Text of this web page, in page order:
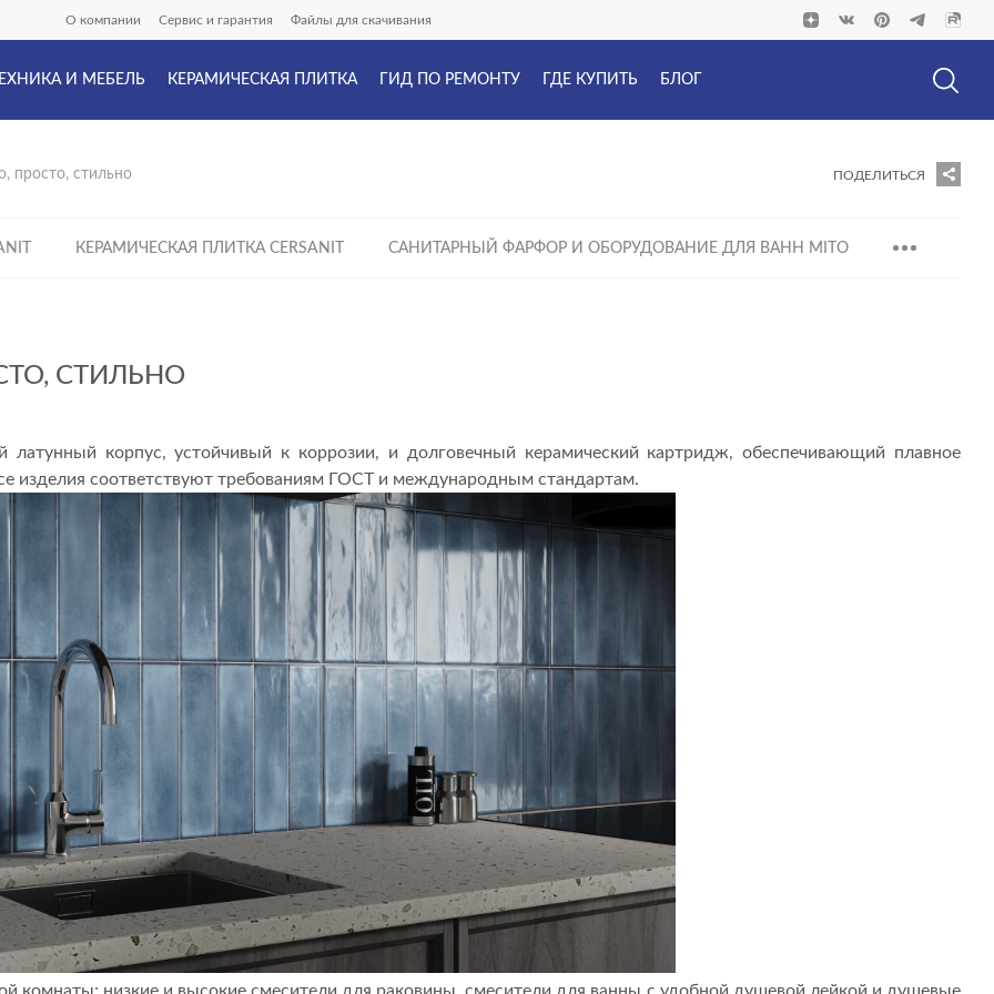
О компании Сервис и гарантия Файлы для скачивания
И МЕБЕЛЬ КЕРАМИЧЕСКАЯ ПЛИТКА ГИД ПО РЕМОНТУ ГДЕ КУПИТЬ БЛОГ
просто, стильно ПОДЕЛИТЬСЯ
КЕРАМИЧЕСКАЯ ПЛИТКА CERSANIT САНИТАРНЫЙ ФАРФОР И ОБОРУДОВАНИЕ ДЛЯ ВАНН MITO
СТИЛЬНО
латунный корпус, устойчивый к коррозии, и долговечный керамический картридж, обеспечивающий плавное
изделия соответствуют требованиям ГОСТ и международным стандартам.